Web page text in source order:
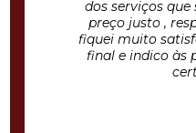
dos serviços
preço justo ,
fiquei muito
final e indico às